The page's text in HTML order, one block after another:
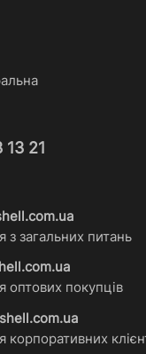
21
з загальних питань
оптових покупців
корпоративних